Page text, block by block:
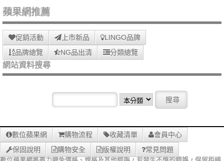
蘋果網推薦
促銷活動 上市新品
LINGO品牌
品牌總覽
NG品出清 分類總覽
網站資料搜尋
數位蘋果網 購物流程 收藏清單
會員中心
保固說明
購物安全 版權說明 常見問題